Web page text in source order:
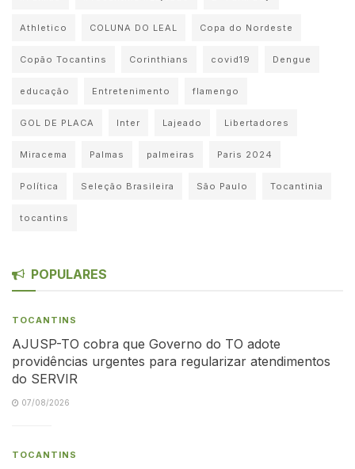
Athletico COLUNA DO LEAL Copa do Nordeste
Copão Tocantins Corinthians covid19 Dengue
educação Entretenimento flamengo
GOL DE PLACA Inter Lajeado Libertadores
Miracema Palmas palmeiras Paris 2024
Política Seleção Brasileira São Paulo Tocantinia
tocantins
POPULARES
TOCANTINS
AJUSP-TO cobra que Governo do TO adote
providências urgentes para regularizar atendimentos
do SERVIR
07/08/2026
TOCANTINS